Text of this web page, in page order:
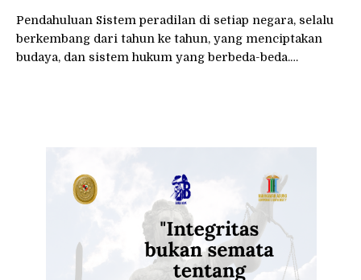
Pendahuluan Sistem peradilan di setiap negara, selalu
berkembang dari tahun ke tahun, yang menciptakan
budaya, dan sistem hukum yang berbeda-beda.…